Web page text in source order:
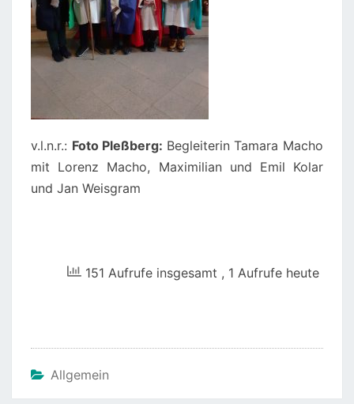
v.l.n.r.: Foto Pleßberg: Begleiterin Tamara Macho
mit Lorenz Macho, Maximilian und Emil Kolar
und Jan Weisgram
151 Aufrufe insgesamt , 1 Aufrufe heute
Allgemein